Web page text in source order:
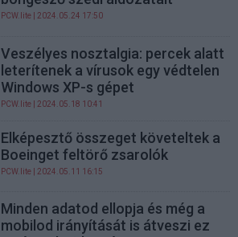
PCW.lite | 2024.05.24 17:50
Veszélyes nosztalgia: percek alatt
leterítenek a vírusok egy védtelen
Windows XP-s gépet
PCW.lite | 2024.05.18 10:41
Elképesztő összeget követeltek a
Boeinget feltörő zsarolók
PCW.lite | 2024.05.11 16:15
Minden adatod ellopja és még a
mobilod irányítását is átveszi ez